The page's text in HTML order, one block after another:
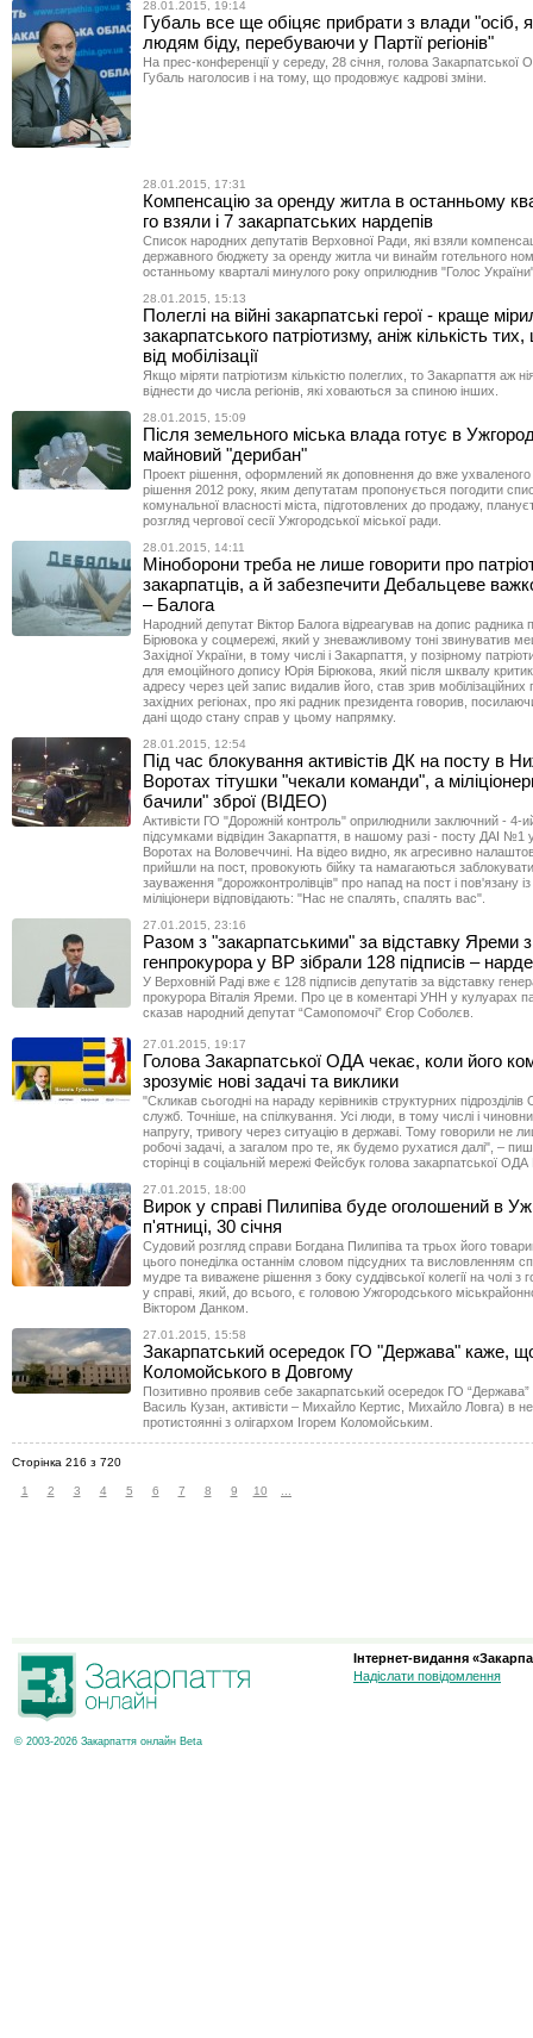
28.01.2015, 19:14
Губаль все ще обіцяє прибрати з влади "осіб,
людям біду, перебуваючи у Партії регіонів"
На прес-конференції у середу, 28 січня, голова Закарпатської
Губаль наголосив і на тому, що продовжує кадрові зміни.
28.01.2015, 17:31
Компенсацію за оренду житла в останньому
го взяли і 7 закарпатських нардепів
Список народних депутатів Верховної Ради, які взяли
державного бюджету за оренду житла чи винайм готельного
останньому кварталі минулого року оприлюднив "Голос
28.01.2015, 15:13
Полеглі на війні закарпатські герої - краще
закарпатського патріотизму, аніж кількість
від мобілізації
Якщо міряти патріотизм кількістю полеглих, то Закарпаття аж
віднести до числа регіонів, які ховаються за спиною інших.
28.01.2015, 15:09
Після земельного міська влада готує в
майновий "дерибан"
Проект рішення, оформлений як доповнення до вже ухваленого
рішення 2012 року, яким депутатам пропонується погодити
комунальної власності міста, підготовлених до продажу,
розгляд чергової сесії Ужгородської міської ради.
28.01.2015, 14:11
Міноборони треба не лише говорити про
закарпатців, а й забезпечити Дебальцеве
– Балога
Народний депутат Віктор Балога відреагував на допис радника
Бірювока у соцмережі, який у зневажливому тоні звинуватив
Західної України, в тому числі і Закарпаття, у позірному
для емоційного допису Юрія Бірюкова, який після шквалу
адресу через цей запис видалив його, став зрив мобілізаційних
західних регіонах, про які радник президента говорив,
дані щодо стану справ у цьому напрямку.
28.01.2015, 12:54
Під час блокування активістів ДК на посту в
Воротах тітушки "чекали команди", а
бачили" зброї (ВІДЕО)
Активісти ГО "Дорожній контроль" оприлюднили заключний - 4-
підсумками відвідин Закарпаття, в нашому разі - посту ДАІ №1
Воротах на Воловеччині. На відео видно, як агресивно
прийшли на пост, провокують бійку та намагаються
зауваження "дорожконтролівців" про напад на пост і пов'язану
міліціонери відповідають: "Нас не спалять, спалять вас".
27.01.2015, 23:16
Разом з "закарпатськими" за відставку Яреми
генпрокурора у ВР зібрали 128 підписів –
У Верховній Раді вже є 128 підписів депутатів за відставку
прокурора Віталія Яреми. Про це в коментарі УНН у кулуарах
сказав народний депутат “Самопомочі” Єгор Соболєв.
27.01.2015, 19:17
Голова Закарпатської ОДА чекає, коли його
зрозуміє нові задачі та виклики
"Скликав сьогодні на нараду керівників структурних
служб. Точніше, на спілкування. Усі люди, в тому числі і
напругу, тривогу через ситуацію в державі. Тому говорили не
робочі задачі, а загалом про те, як будемо рухатися далі", –
сторінці в соціальній мережі Фейсбук голова закарпатської
27.01.2015, 18:00
Вирок у справі Пилипіва буде оголошений в
п'ятниці, 30 січня
Судовий розгляд справи Богдана Пилипіва та трьох його
цього понеділка останнім словом підсудних та висловленням
мудре та виважене рішення з боку суддівської колегії на чолі
у справі, який, до всього, є головою Ужгородського
Віктором Данком.
27.01.2015, 15:58
Закарпатський осередок ГО "Держава" каже,
Коломойського в Довгому
Позитивно проявив себе закарпатський осередок ГО “Держава”
Василь Кузан, активісти – Михайло Кертис, Михайло Ловга) в
протистоянні з олігархом Ігорем Коломойським.
Сторінка 216 з 720
1 2 3 4 5 6 7 8 9 10
© 2003-2026 Закарпаття онлайн Beta
Інтернет-видання
Надіслати повідомлення